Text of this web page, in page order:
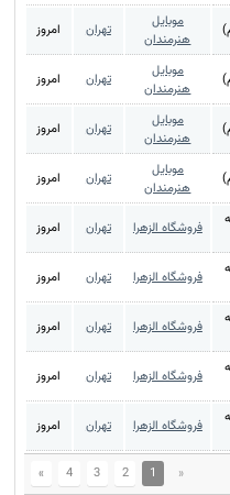
موبایل
هنرمندان
تهران امروز
موبایل
هنرمندان
تهران امروز
موبایل
هنرمندان
تهران امروز
موبایل
هنرمندان
تهران امروز
فروشگاه الزهرا تهران امروز
فروشگاه الزهرا تهران امروز
فروشگاه الزهرا تهران امروز
فروشگاه الزهرا تهران امروز
فروشگاه الزهرا تهران امروز
«
1
2
3
4
»